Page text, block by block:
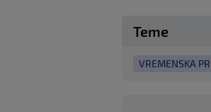
Teme
VREMENSKA